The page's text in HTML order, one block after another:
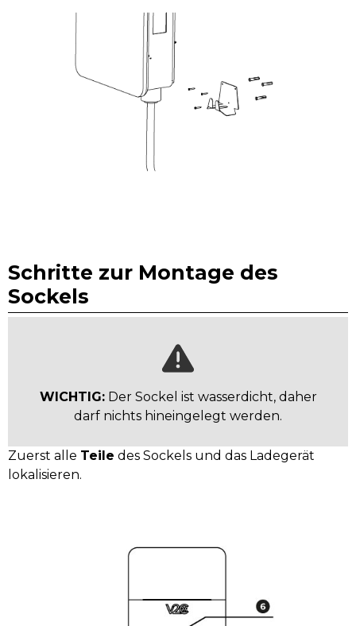
Schritte zur Montage des
Sockels
WICHTIG:Der Sockel ist wasserdicht, daher
darf nichts hineingelegt werden.
Zuerst alle Teile des Sockels und das Ladegerät
lokalisieren.